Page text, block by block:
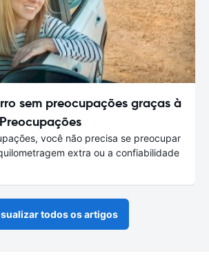
sem preocupações graças à
você não precisa se preocupar
extra ou a confiabilidade
todos os artigos